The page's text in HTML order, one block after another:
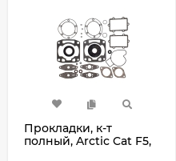
Прокладки, к-т
полный, Arctic Cat F5,